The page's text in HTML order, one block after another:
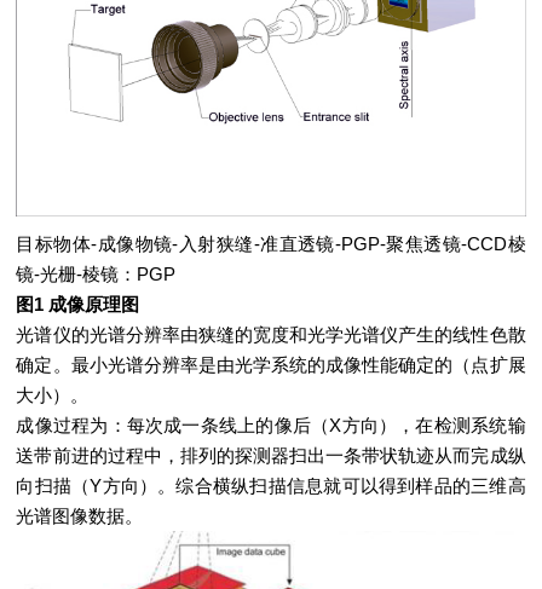
目标物体-成像物镜-入射狭缝-准直透镜-PGP-聚焦透镜-CCD棱
镜-光栅-棱镜：PGP
图1 成像原理图
光谱仪的光谱分辨率由狭缝的宽度和光学光谱仪产生的线性色散
确定。最小光谱分辨率是由光学系统的成像性能确定的（点扩展
大小）。
成像过程为：每次成一条线上的像后（X方向），在检测系统输
送带前进的过程中，排列的探测器扫出一条带状轨迹从而完成纵
向扫描（Y方向）。综合横纵扫描信息就可以得到样品的三维高
光谱图像数据。